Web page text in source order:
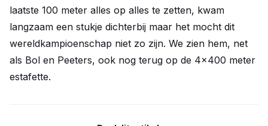
laatste 100 meter alles op alles te zetten, kwam
langzaam een stukje dichterbij maar het mocht dit
wereldkampioenschap niet zo zijn. We zien hem, net
als Bol en Peeters, ook nog terug op de 4x400 meter
estafette.